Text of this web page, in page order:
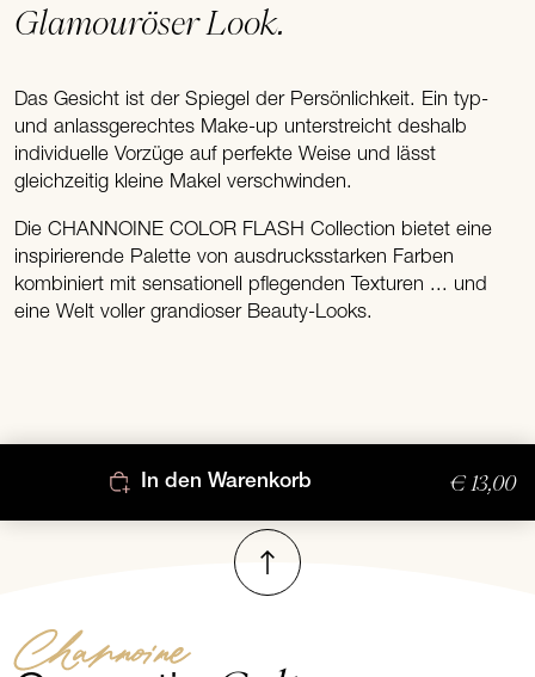
Glamouröser Look.
Das Gesicht ist der Spiegel der Persönlichkeit. Ein typ-
und anlassgerechtes Make-up unterstreicht deshalb
individuelle Vorzüge auf perfekte Weise und lässt
gleichzeitig kleine Makel verschwinden.
Die CHANNOINE COLOR FLASH Collection bietet eine
inspirierende Palette von ausdrucksstarken Farben
kombiniert mit sensationell pflegenden Texturen ... und
eine Welt voller grandioser Beauty-Looks.
In den Warenkorb € 13,00
Nach oben
Channoine